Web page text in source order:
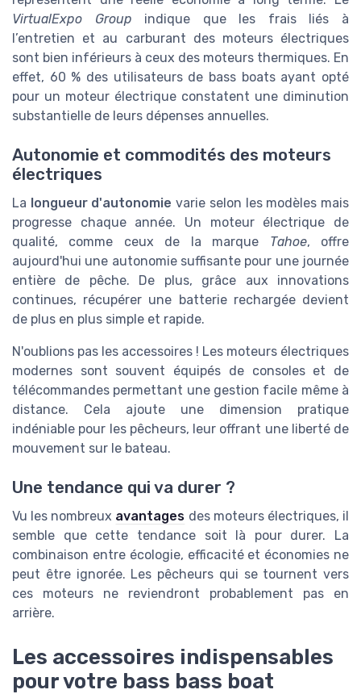
VirtualExpo Group indique que les frais liés à
l’entretien et au carburant des moteurs électriques
sont bien inférieurs à ceux des moteurs thermiques. En
effet, 60 % des utilisateurs de bass boats ayant opté
pour un moteur électrique constatent une diminution
substantielle de leurs dépenses annuelles.
Autonomie et commodités des moteurs
électriques
La longueur d'autonomie varie selon les modèles mais
progresse chaque année. Un moteur électrique de
qualité, comme ceux de la marque Tahoe, offre
aujourd'hui une autonomie suffisante pour une journée
entière de pêche. De plus, grâce aux innovations
continues, récupérer une batterie rechargée devient
de plus en plus simple et rapide.
N'oublions pas les accessoires ! Les moteurs électriques
modernes sont souvent équipés de consoles et de
télécommandes permettant une gestion facile même à
distance. Cela ajoute une dimension pratique
indéniable pour les pêcheurs, leur offrant une liberté de
mouvement sur le bateau.
Une tendance qui va durer ?
Vu les nombreux avantages des moteurs électriques, il
semble que cette tendance soit là pour durer. La
combinaison entre écologie, efficacité et économies ne
peut être ignorée. Les pêcheurs qui se tournent vers
ces moteurs ne reviendront probablement pas en
arrière.
Les accessoires indispensables
pour votre bass bass boat